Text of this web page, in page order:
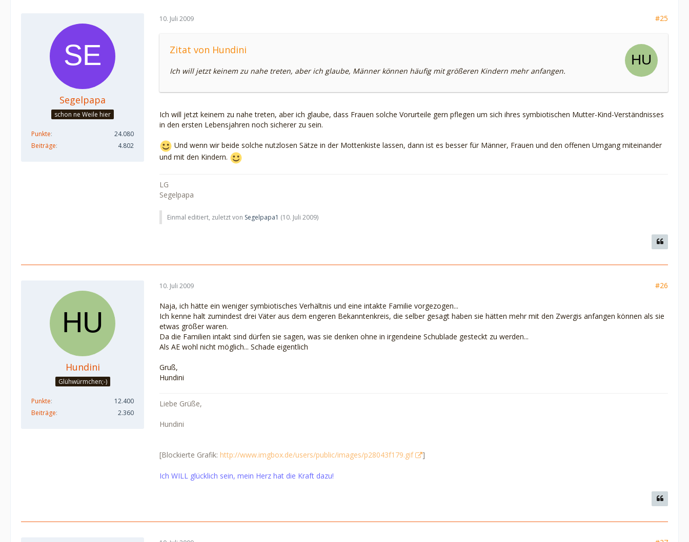
Segelpapa
schon ne Weile hier
Punkte
24.080
Beiträge
4.802
10. Juli 2009 #25
Zitat von Hundini
Ich will jetzt keinem zu nahe treten, aber ich glaube, Männer können häufig mit größeren Kindern mehr anfangen.
Ich will jetzt keinem zu nahe treten, aber ich glaube, dass Frauen solche Vorurteile gern pflegen um sich ihres symbiotischen Mutter-Kind-Verständnisses
in den ersten Lebensjahren noch sicherer zu sein.
Und wenn wir beide solche nutzlosen Sätze in der Mottenkiste lassen, dann ist es besser für Männer, Frauen und den offenen Umgang miteinander
und mit den Kindern.
LG
Segelpapa
Einmal editiert, zuletzt von Segelpapa1 (10. Juli 2009)
Hundini
Glühwürmchen;-)
Punkte
12.400
Beiträge
2.360
10. Juli 2009 #26
Naja, ich hätte ein weniger symbiotisches Verhältnis und eine intakte Familie vorgezogen...
Ich kenne halt zumindest drei Väter aus dem engeren Bekanntenkreis, die selber gesagt haben sie hätten mehr mit den Zwergis anfangen können als sie
etwas größer waren.
Da die Familien intakt sind dürfen sie sagen, was sie denken ohne in irgendeine Schublade gesteckt zu werden...
Als AE wohl nicht möglich... Schade eigentlich
Gruß,
Hundini
Liebe Grüße,
Hundini
[Blockierte Grafik: http://www.imgbox.de/users/public/images/p28043f179.gif ]
Ich WILL glücklich sein, mein Herz hat die Kraft dazu!